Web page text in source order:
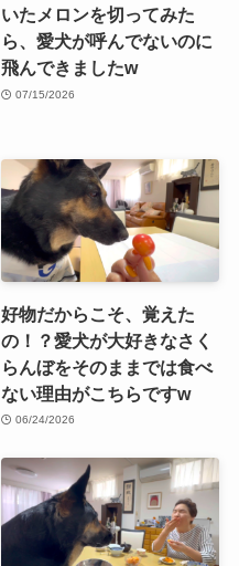
いたメロンを切ってみた
ら、愛犬が呼んでないのに
飛んできましたw
07/15/2026
好物だからこそ、覚えた
の！？愛犬が大好きなさく
らんぼをそのままでは食べ
ない理由がこちらですw
06/24/2026